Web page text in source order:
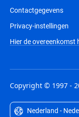
Contactgegevens
Privacy-instellingen
Hier de overeenkomst
Copyright © 1997 -
Nederland -